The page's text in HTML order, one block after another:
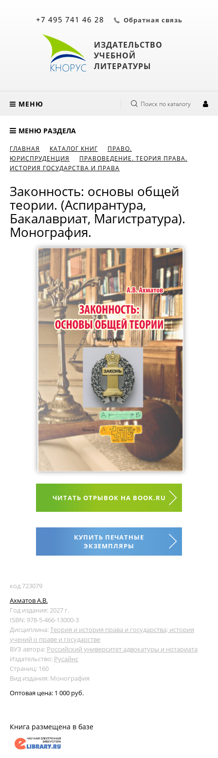
ИЗДАТЕЛЬСТВО
УЧЕБНОЙ
ЛИТЕРАТУРЫ
+7 495 741 46 28 Обратная связь
МЕНЮ Поиск по каталогу
МЕНЮ РАЗДЕЛА
ГЛАВНАЯ КАТАЛОГ КНИГ
ПРАВО.
ЮРИСПРУДЕНЦИЯ
ПРАВОВЕДЕНИЕ. ТЕОРИЯ ПРАВА.
ИСТОРИЯ ГОСУДАРСТВА И ПРАВА
Законность: основы общей
теории. (Аспирантура,
Бакалавриат, Магистратура).
Монография.
ЧИТАТЬ ОТРЫВОК НА BOOK.RU
КУПИТЬ ПЕЧАТНЫЕ
ЭКЗЕМПЛЯРЫ
код 723079
Ахматов А.В.
Год издания: 2027 г.
ISBN: 978-5-466-13000-3
Дисциплина:Теория и история права и государства; история
учений о праве и государстве
ВУЗ автора: Российский университет адвокатуры и нотариата
Издательство: Русайнс
Страниц: 160
Вид издания: Монография
Оптовая цена: 1 000 руб.
Книга размещена в базе